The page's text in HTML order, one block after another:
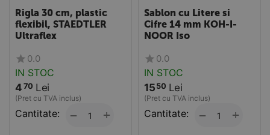
Rigla 30 cm, plastic
flexibil, STAEDTLER
Ultraflex
0.0
IN STOC
4 70 Lei
(Pret cu TVA inclus)
Cantitate: +
−
Sablon cu Litere si
Cifre 14 mm KOH-I-
NOOR Iso
0.0
IN STOC
15 50 Lei
(Pret cu TVA inclus)
Cantitate: +
−